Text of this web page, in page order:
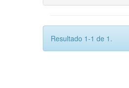
Resultado 1-1 de 1.